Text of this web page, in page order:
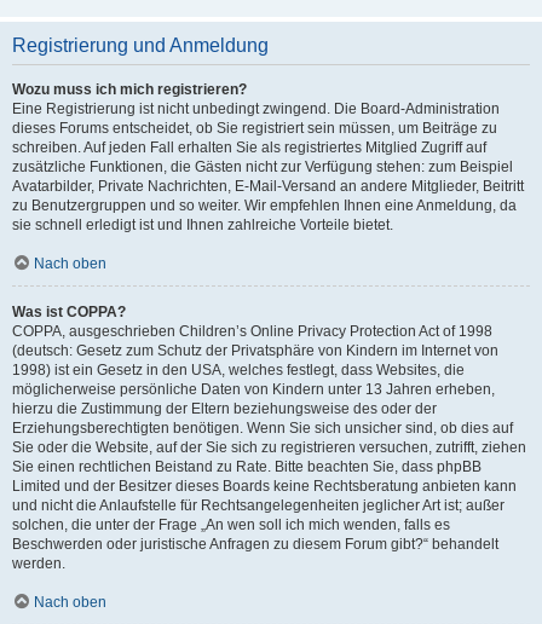
Registrierung und Anmeldung
Wozu muss ich mich registrieren?
Eine Registrierung ist nicht unbedingt zwingend. Die Board-Administration
dieses Forums entscheidet, ob Sie registriert sein müssen, um Beiträge zu
schreiben. Auf jeden Fall erhalten Sie als registriertes Mitglied Zugriff auf
zusätzliche Funktionen, die Gästen nicht zur Verfügung stehen: zum Beispiel
Avatarbilder, Private Nachrichten, E-Mail-Versand an andere Mitglieder, Beitritt
zu Benutzergruppen und so weiter. Wir empfehlen Ihnen eine Anmeldung, da
sie schnell erledigt ist und Ihnen zahlreiche Vorteile bietet.
Nach oben
Was ist COPPA?
COPPA, ausgeschrieben Children’s Online Privacy Protection Act of 1998
(deutsch: Gesetz zum Schutz der Privatsphäre von Kindern im Internet von
1998) ist ein Gesetz in den USA, welches festlegt, dass Websites, die
möglicherweise persönliche Daten von Kindern unter 13 Jahren erheben,
hierzu die Zustimmung der Eltern beziehungsweise des oder der
Erziehungsberechtigten benötigen. Wenn Sie sich unsicher sind, ob dies auf
Sie oder die Website, auf der Sie sich zu registrieren versuchen, zutrifft, ziehen
Sie einen rechtlichen Beistand zu Rate. Bitte beachten Sie, dass phpBB
Limited und der Besitzer dieses Boards keine Rechtsberatung anbieten kann
und nicht die Anlaufstelle für Rechtsangelegenheiten jeglicher Art ist; außer
solchen, die unter der Frage „An wen soll ich mich wenden, falls es
Beschwerden oder juristische Anfragen zu diesem Forum gibt?“ behandelt
werden.
Nach oben